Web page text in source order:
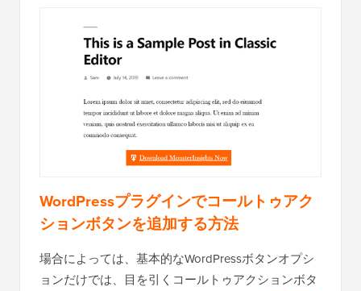
WordPressプラグインでコールトゥアク
ションボタンを追加する方法
場合によっては、基本的なWordPressボタンオプシ
ョンだけでは、目を引くコールトゥアクションボタ